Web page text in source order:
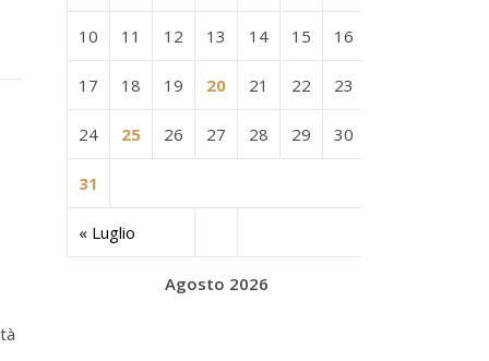
Agosto 2026
« Luglio
10 11 12 13 14 15 16
17 18 19 20 21 22 23
24 25 26 27 28 29 30
31